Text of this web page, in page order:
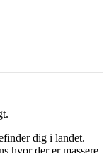
dig i landet.
hvor der er massere